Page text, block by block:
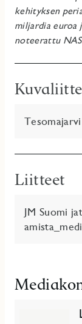
kehityksen
miljardia euroa
noteerattu
Liitteet
JM Suomi